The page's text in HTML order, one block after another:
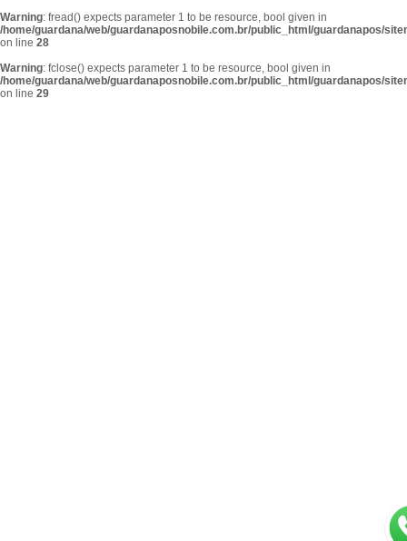
Warning: fread() expects parameter 1 to be resource, bool given in
/home/guardana/web/guardanaposnobile.com.br/public_html/guardanapos/
on line 28
Warning: fclose() expects parameter 1 to be resource, bool given in
/home/guardana/web/guardanaposnobile.com.br/public_html/guardanapos/
on line 29